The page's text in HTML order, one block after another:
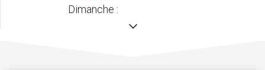
Dimanche :